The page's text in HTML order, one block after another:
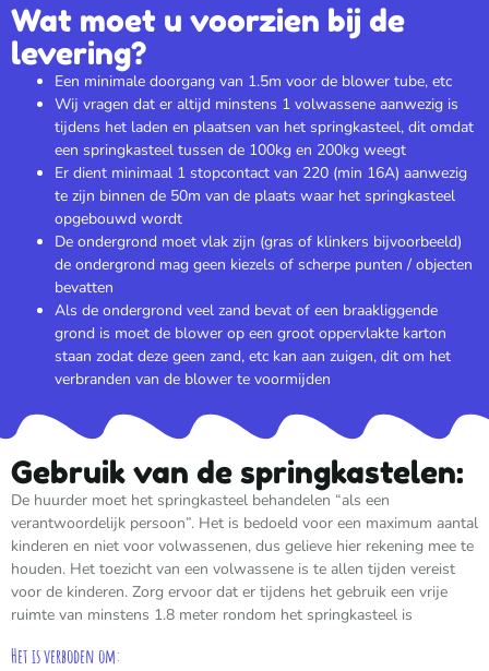
Wat moet u voorzien bij de
levering?
Een minimale doorgang van 1.5m voor de blower tube, etc
Wij vragen dat er altijd minstens 1 volwassene aanwezig is
tijdens het laden en plaatsen van het springkasteel, dit omdat
een springkasteel tussen de 100kg en 200kg weegt
Er dient minimaal 1 stopcontact van 220 (min 16A) aanwezig
te zijn binnen de 50m van de plaats waar het springkasteel
opgebouwd wordt
De ondergrond moet vlak zijn (gras of klinkers bijvoorbeeld)
de ondergrond mag geen kiezels of scherpe punten / objecten
bevatten
Als de ondergrond veel zand bevat of een braakliggende
grond is moet de blower op een groot oppervlakte karton
staan zodat deze geen zand, etc kan aan zuigen, dit om het
verbranden van de blower te voormijden
Gebruik van de springkastelen:
De huurder moet het springkasteel behandelen “als een
verantwoordelijk persoon”. Het is bedoeld voor een maximum aantal
kinderen en niet voor volwassenen, dus gelieve hier rekening mee te
houden. Het toezicht van een volwassene is te allen tijden vereist
voor de kinderen. Zorg ervoor dat er tijdens het gebruik een vrije
ruimte van minstens 1.8 meter rondom het springkasteel is
Het is verboden om: